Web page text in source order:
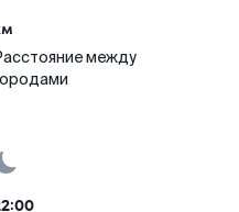
между